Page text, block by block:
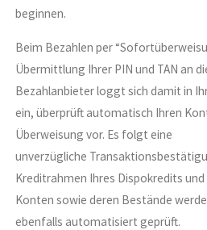
beginnen.
Beim Bezahlen per
Übermittlung Ihrer PIN und TAN an
Bezahlanbieter loggt sich damit in
ein, überprüft automatisch Ihren
Überweisung vor. Es folgt eine
unverzügliche
Kreditrahmen Ihres Dispokredits
Konten sowie deren Bestände
ebenfalls automatisiert geprüft.